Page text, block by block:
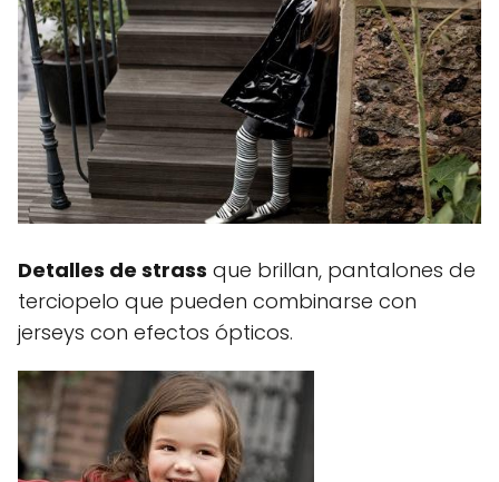
Detalles de strass que brillan, pantalones de
terciopelo que pueden combinarse con
jerseys con efectos ópticos.